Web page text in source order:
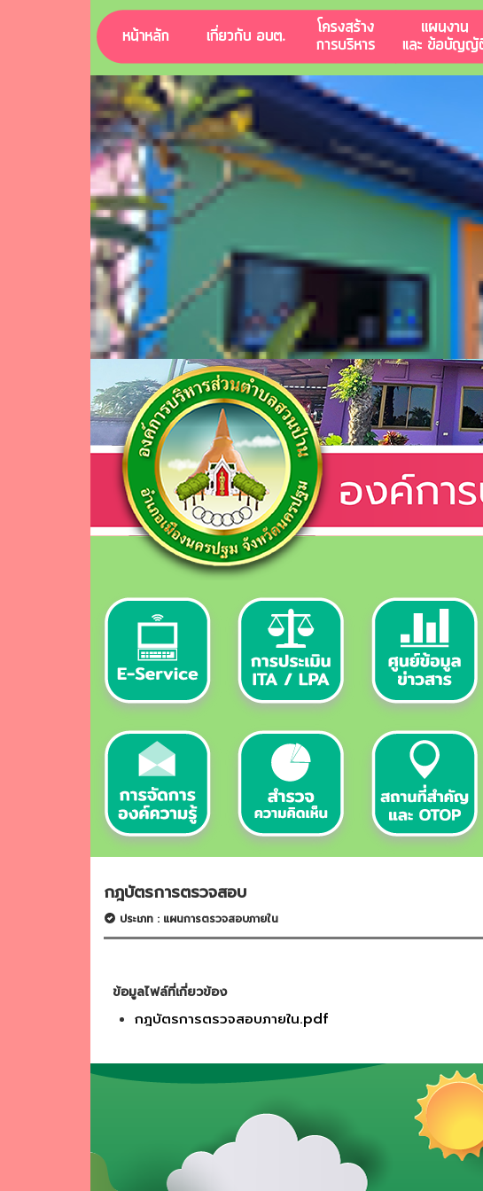
กฎบัตรการตรวจสอบ
ประเภท : แผนการตรวจสอบภายใน
ข้อมูลไฟล์ที่เกี่ยวข้อง
กฎบัตรการตรวจสอบภายใน.pdf